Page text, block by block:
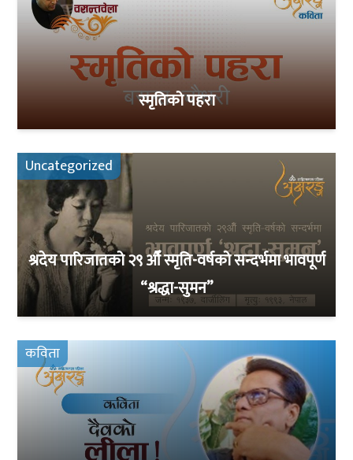
स्मृतिको पहरा
Uncategorized
श्रदेय पारिजातको २९ औँ स्मृति-वर्षको सन्दर्भमा भावपूर्ण
“श्रद्धा-सुमन”
कविता